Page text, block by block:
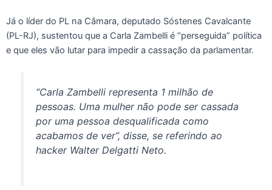
Já o líder do PL na Câmara, deputado Sóstenes Cavalcante
(PL-RJ), sustentou que a Carla Zambelli é “perseguida” política
e que eles vão lutar para impedir a cassação da parlamentar.
“Carla Zambelli representa 1 milhão de
pessoas. Uma mulher não pode ser cassada
por uma pessoa desqualificada como
acabamos de ver”, disse, se referindo ao
hacker Walter Delgatti Neto.